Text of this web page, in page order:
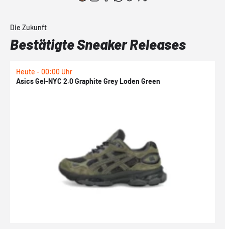
Die Zukunft
Bestätigte Sneaker Releases
Heute - 00:00 Uhr
Asics Gel-NYC 2.0 Graphite Grey Loden Green